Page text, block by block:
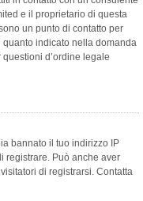
e il proprietario di questa
un punto di contatto per
indicato nella domanda
d’ordine legale
bannato il tuo indirizzo IP
registrare. Può anche aver
di registrarsi. Contatta